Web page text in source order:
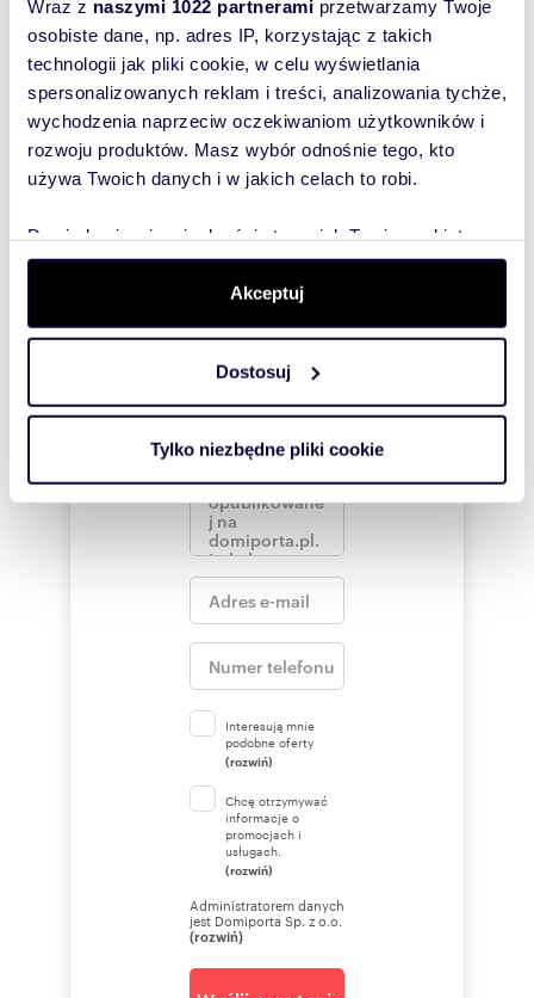
Wraz z naszymi 1022 partnerami przetwarzamy Twoje
osobiste dane, np. adres IP, korzystając z takich
technologii jak pliki cookie, w celu wyświetlania
spersonalizowanych reklam i treści, analizowania tychże,
wychodzenia naprzeciw oczekiwaniom użytkowników i
rozwoju produktów. Masz wybór odnośnie tego, kto
używa Twoich danych i w jakich celach to robi.
Dowiedz się więcej odnośnie tego, jak Twoje osobiste
dane są przetwarzane oraz ustaw własne preferencje w
. W Deklaracji plików cookie możesz
zmienić lub wycofać swoją zgodę w dowolnej chwili.
Wykorzystujemy pliki cookie do spersonalizowania treści
i reklam, aby oferować funkcje społecznościowe i
korzystasz z naszej witryny, udostępniamy partnerom
Partnerzy mogą połączyć te informacje z innymi danymi
otrzymanymi od Ciebie lub uzyskanymi podczas
korzystania z ich usług.
Akceptuj
Dostosuj
Tylko niezbędne pliki cookie
Wyślij
wiadomość
To najlepszy
sposób, aby
właściciel
oferty
szybko się z
Tobą
skontaktował!
Interesują mnie
podobne oferty
(rozwiń)
Chcę otrzymywać
informacje o
promocjach i
usługach.
(rozwiń)
Administratorem danych
jest Domiporta Sp. z o.o.
(rozwiń)